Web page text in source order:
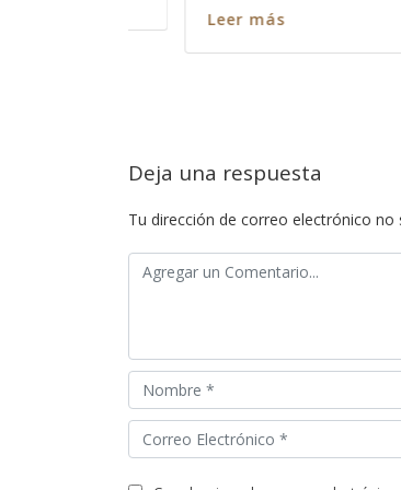
Deja una respuesta
Tu dirección de correo electrónico no